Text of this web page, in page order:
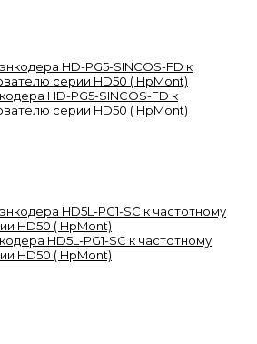
HD-PG5-SINCOS-FD к
серии HD50 ( HpMont)
HD5L-PG1-SC к частотному
HD50 ( HpMont)